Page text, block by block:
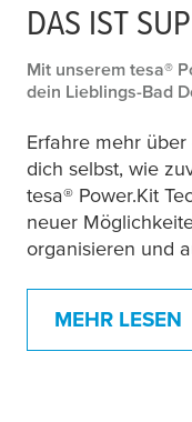
DAS IST
Mit unserem tesa®
dein Lieblings-Bad
Erfahre mehr
dich selbst, wie
tesa® Power.Kit
neuer
organisieren und
MEHR LESEN